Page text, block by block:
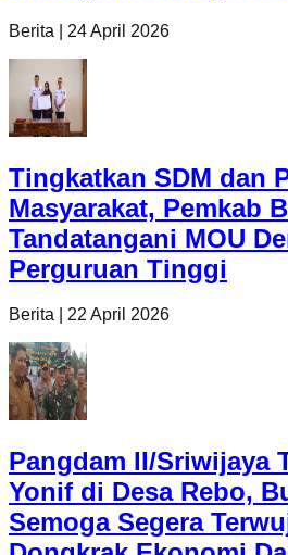
Berita 24 April 2026
Tingkatkan SDM dan
Masyarakat, Pemkab
Tandatangani MOU
Perguruan Tinggi
Berita 22 April 2026
Pangdam II/Sriwijaya
Yonif di Desa Rebo,
Semoga Segera